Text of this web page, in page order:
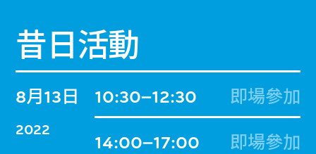
昔日活動
8月13日
2022
10:30–12:30 即場參加
14:00–17:00 即場參加